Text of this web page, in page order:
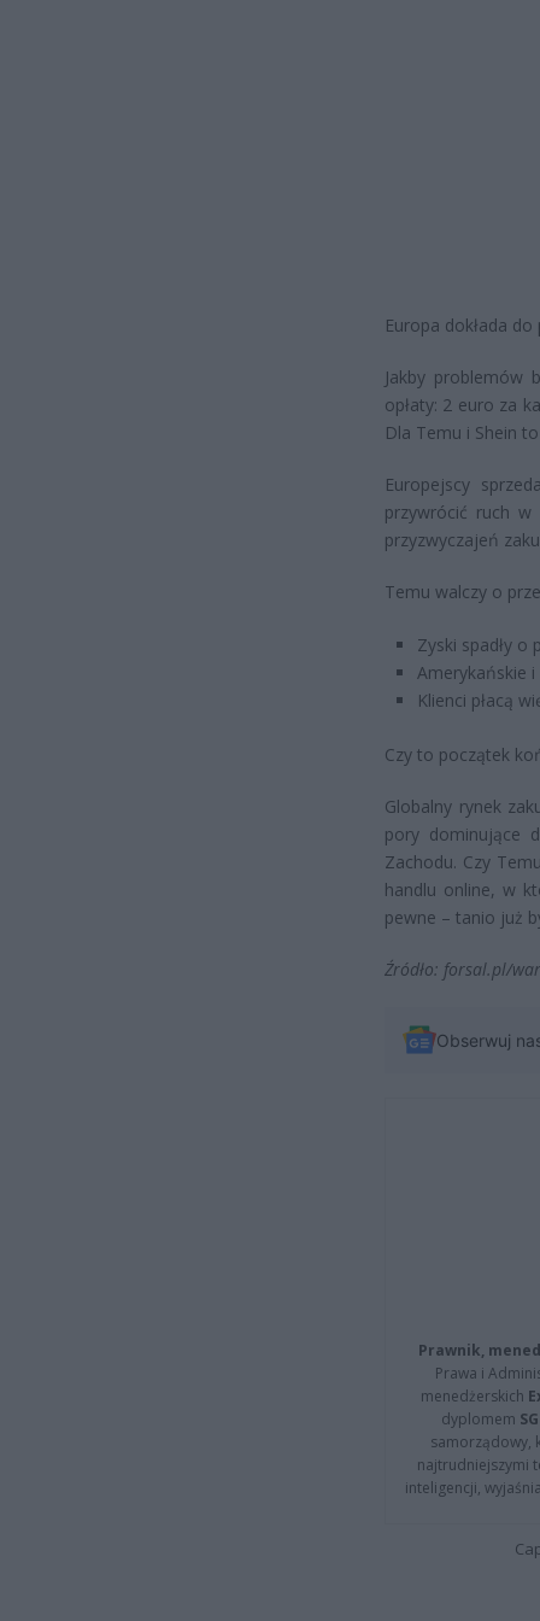
Europa dokłada
Jakby problemów
opłaty: 2 euro za
Dla Temu i Shein
Europejscy
przywrócić ruch w
przyzwyczajeń
Temu walczy o
Zyski spadły o
Amerykańskie
Klienci płacą
Czy to początek
Globalny rynek
pory dominujące
Zachodu. Czy
handlu online, w
pewne – tanio już
Źródło: forsal.pl/
Obserwuj
Prawnik,
Prawa i
menedżerskich
dyplomem
samorządowy,
najtrudniejszymi
inteligencji,